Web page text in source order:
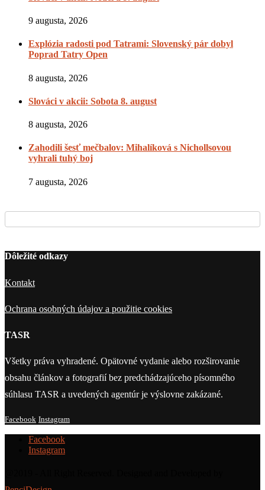
9 augusta, 2026
Explózia radosti pod Tatrami: Slovenský pár dobyl
Poprad Tatry Open
8 augusta, 2026
Slováci v akcii: Sobota 8. august
8 augusta, 2026
Zahodili šesť mečbalov: Mihalíková s Nichollsovou
vyhrali tuhý boj
7 augusta, 2026
Dôležité odkazy
Kontakt
Ochrana osobných údajov a použitie cookies
TASR
Všetky práva vyhradené. Opätovné vydanie alebo rozširovanie
obsahu článkov a fotografií bez predchádzajúceho písomného
súhlasu TASR a uvedených agentúr je výslovne zakázané.
Facebook Instagram
Facebook
Instagram